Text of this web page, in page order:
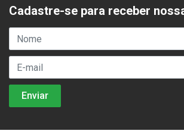
Cadastre-se para receber